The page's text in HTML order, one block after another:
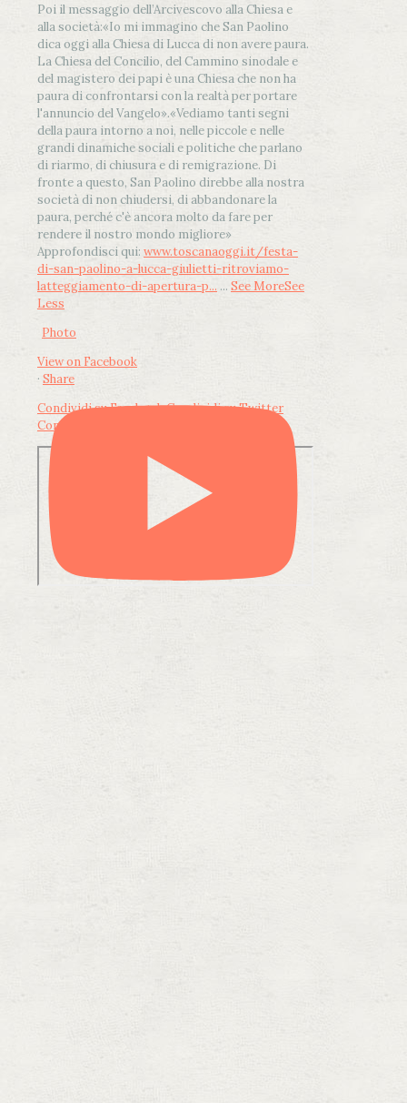
Poi il messaggio dell’Arcivescovo alla Chiesa e
alla società:«Io mi immagino che San Paolino
dica oggi alla Chiesa di Lucca di non avere paura.
La Chiesa del Concilio, del Cammino sinodale e
del magistero dei papi è una Chiesa che non ha
paura di confrontarsi con la realtà per portare
l'annuncio del Vangelo».«Vediamo tanti segni
della paura intorno a noi, nelle piccole e nelle
grandi dinamiche sociali e politiche che parlano
di riarmo, di chiusura e di remigrazione. Di
fronte a questo, San Paolino direbbe alla nostra
società di non chiudersi, di abbandonare la
paura, perché c'è ancora molto da fare per
rendere il nostro mondo migliore»
Approfondisci qui: www.toscanaoggi.it/festa-
di-san-paolino-a-lucca-giulietti-ritroviamo-
latteggiamento-di-apertura-p... ... See MoreSee
Less
Photo
View on Facebook
· Share
Condividi su FacebookCondividi su Twitter
Condividi su LinkedIn